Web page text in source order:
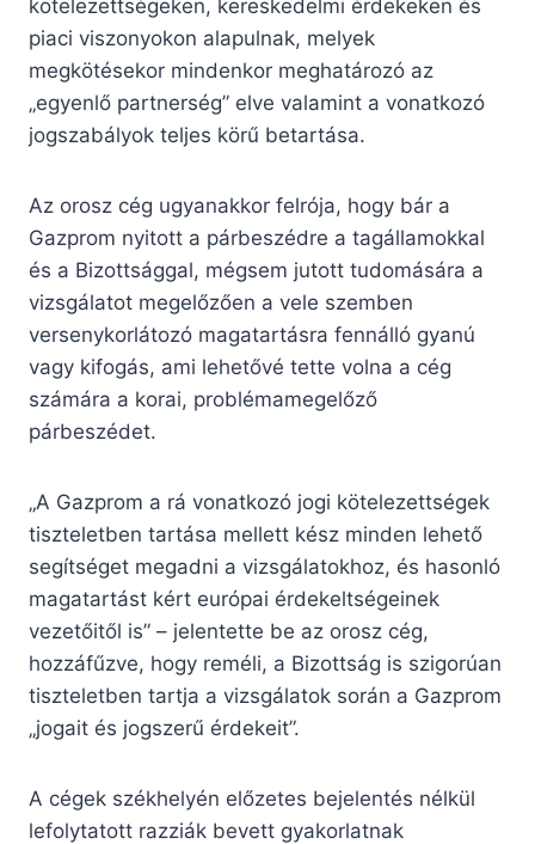
kötelezettségeken, kereskedelmi érdekeken és
piaci viszonyokon alapulnak, melyek
megkötésekor mindenkor meghatározó az
„egyenlő partnerség” elve valamint a vonatkozó
jogszabályok teljes körű betartása.
Az orosz cég ugyanakkor felrója, hogy bár a
Gazprom nyitott a párbeszédre a tagállamokkal
és a Bizottsággal, mégsem jutott tudomására a
vizsgálatot megelőzően a vele szemben
versenykorlátozó magatartásra fennálló gyanú
vagy kifogás, ami lehetővé tette volna a cég
számára a korai, problémamegelőző
párbeszédet.
„A Gazprom a rá vonatkozó jogi kötelezettségek
tiszteletben tartása mellett kész minden lehető
segítséget megadni a vizsgálatokhoz, és hasonló
magatartást kért európai érdekeltségeinek
vezetőitől is” – jelentette be az orosz cég,
hozzáfűzve, hogy reméli, a Bizottság is szigorúan
tiszteletben tartja a vizsgálatok során a Gazprom
„jogait és jogszerű érdekeit”.
A cégek székhelyén előzetes bejelentés nélkül
lefolytatott razziák bevett gyakorlatnak